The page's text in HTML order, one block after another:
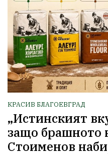
КРАСИВ БЛАГОЕВГРАД
„Истинският
защо брашното
Стоименов